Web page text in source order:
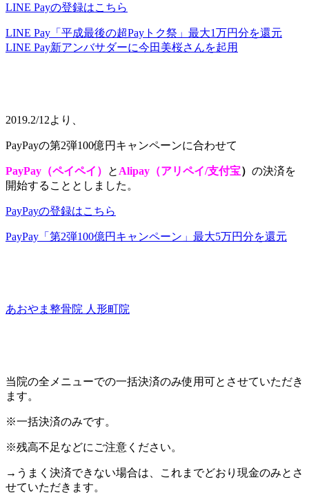
LINE Payの登録はこちら
LINE Pay「平成最後の超Payトク祭」最大1万円分を還元
LINE Pay新アンバサダーに今田美桜さんを起用
2019.2/12より、
PayPayの第2弾100億円キャンペーンに合わせて
PayPay（ペイペイ） と Alipay（アリペイ/支付宝） の決済を
開始することとしました。
PayPayの登録はこちら
PayPay「第2弾100億円キャンペーン」最大5万円分を還元
あおやま整骨院 人形町院
当院の全メニューでの一括決済のみ使用可とさせていただき
ます。
※一括決済のみです。
※残高不足などにご注意ください。
→うまく決済できない場合は、これまでどおり現金のみとさ
せていただきます。